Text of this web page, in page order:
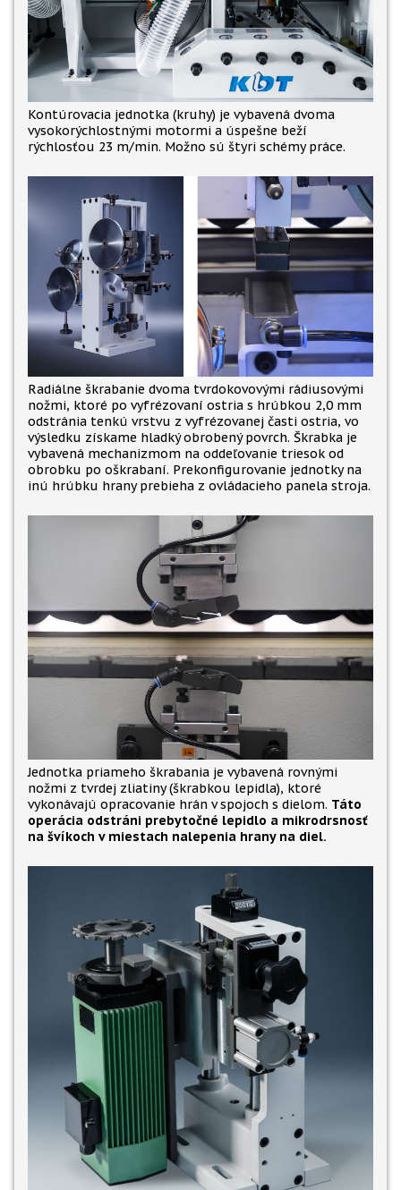
Kontúrovacia jednotka (kruhy) je vybavená dvoma
vysokorýchlostnými motormi a úspešne beží
rýchlosťou 23 m/min. Možno sú štyri schémy práce.
Radiálne škrabanie dvoma tvrdokovovými rádiusovými
nožmi, ktoré po vyfrézovaní ostria s hrúbkou 2,0 mm
odstránia tenkú vrstvu z vyfrézovanej časti ostria, vo
výsledku získame hladký obrobený povrch. Škrabka je
vybavená mechanizmom na oddeľovanie triesok od
obrobku po oškrabaní. Prekonfigurovanie jednotky na
inú hrúbku hrany prebieha z ovládacieho panela stroja.
Jednotka priameho škrabania je vybavená rovnými
nožmi z tvrdej zliatiny (škrabkou lepidla), ktoré
vykonávajú opracovanie hrán v spojoch s dielom. Táto
operácia odstráni prebytočné lepidlo a mikrodrsnosť
na švíkoch v miestach nalepenia hrany na diel.